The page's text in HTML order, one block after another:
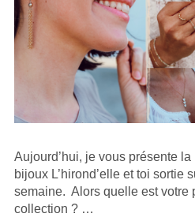
Aujourd’hui, je vous présente
bijoux L’hirond’elle et toi sortie
semaine. Alors quelle est votre
collection ? …